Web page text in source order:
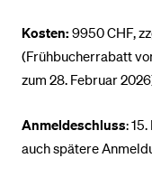
Kosten: 9950 CHF,
(Frühbucherrabatt
zum 28. Februar
Anmeldeschluss:
auch spätere